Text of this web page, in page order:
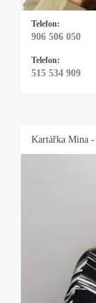
Telefon:
906 506 050
Telefon:
515 534 909
Důvěra
Kartářka Mina -
Výkladem z
karty
pouze